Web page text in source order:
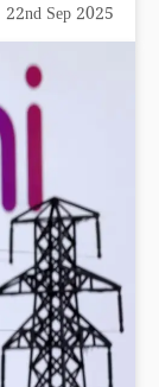
22nd Sep 2025